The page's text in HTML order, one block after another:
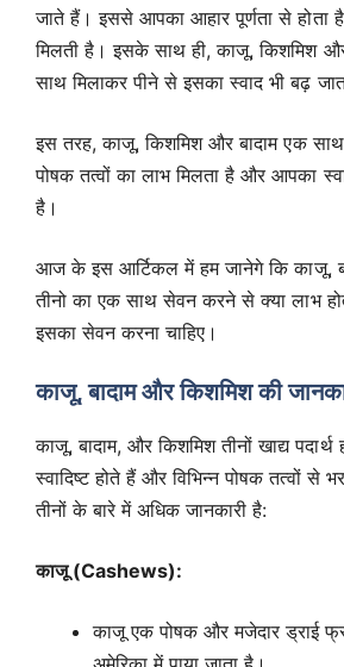
जाते हैं। इससे आपका आहार पूर्णता से होता
मिलती है। इसके साथ ही, काजू, किशमिश
साथ मिलाकर पीने से इसका स्वाद भी बढ़
इस तरह, काजू, किशमिश और बादाम एक
पोषक तत्वों का लाभ मिलता है और आपका
है।
आज के इस आर्टिकल में हम जानेगे कि काजू,
तीनो का एक साथ सेवन करने से क्या लाभ
इसका सेवन करना चाहिए।
काजू, बादाम और किशमिश की
काजू, बादाम, और किशमिश तीनों खाद्य
स्वादिष्ट होते हैं और विभिन्न पोषक तत्वों से
तीनों के बारे में अधिक जानकारी है:
काजू (Cashews):
काजू एक पोषक और मजेदार ड्राई